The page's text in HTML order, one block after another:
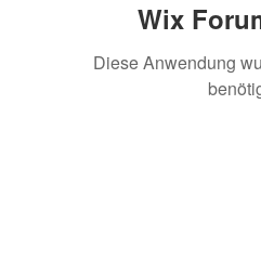
Wix
Diese Anwendung